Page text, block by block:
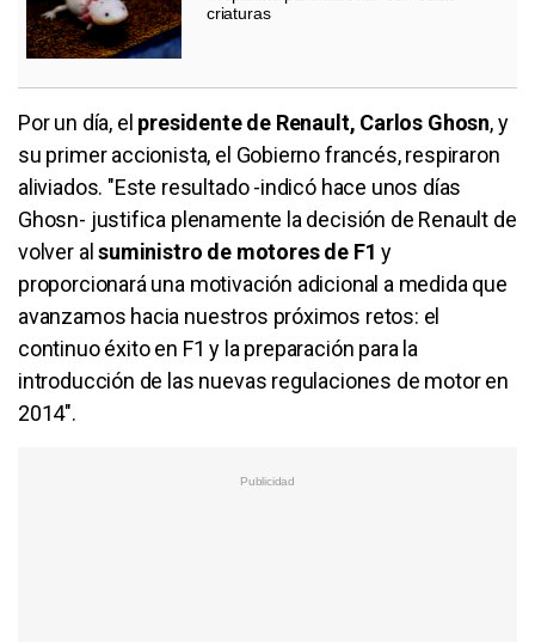
criaturas
Por un día, el presidente de Renault, Carlos Ghosn, y
su primer accionista, el Gobierno francés, respiraron
aliviados. "Este resultado -indicó hace unos días
Ghosn- justifica plenamente la decisión de Renault de
volver alsuministro de motores de F1 y
proporcionará una motivación adicional a medida que
avanzamos hacia nuestros próximos retos: el
continuo éxito en F1 y la preparación para la
introducción de las nuevas regulaciones de motor en
2014".